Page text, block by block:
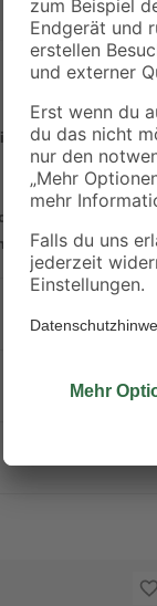
Siebkorb